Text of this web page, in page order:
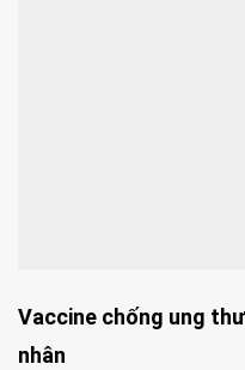
Vaccine chống ung
nhân